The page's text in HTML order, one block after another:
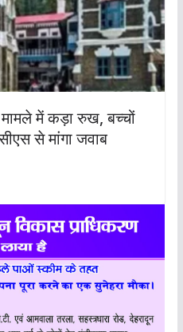
मामले में कड़ा रुख, बच्चों
से मांगा जवाब